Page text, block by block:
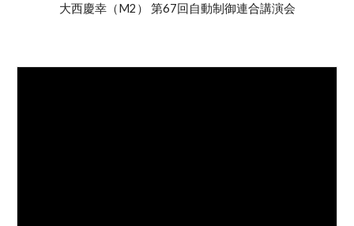
大西慶幸（M2） 第67回自動制御連合講演会